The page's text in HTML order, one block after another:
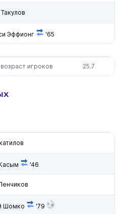
Эффионг '65
игроков 25.7
'46
Шомко '79